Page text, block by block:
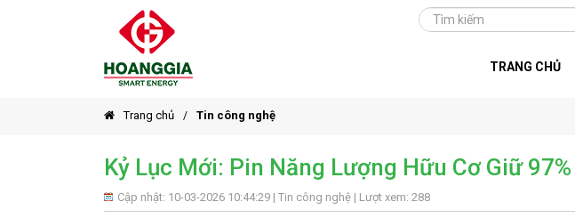
TRANG CHỦ
Trang chủ Tin công nghệ
Kỷ Lục Mới: Pin Năng Lượng Hữu Cơ Giữ
Cập nhật: 10-03-2026 10:44:29 | Tin công nghệ | Lượt xem: 288